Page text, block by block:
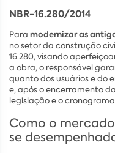
NBR-16.280/2014
Para modernizar as
no setor da construção
16.280, visando
a obra, o responsável
quanto dos usuários e do
e, após o encerramento
legislação e o
Como o
se